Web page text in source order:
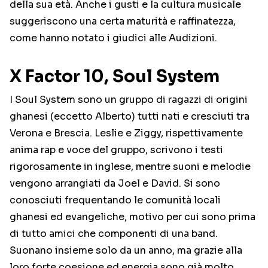
della sua età. Anche i gusti e la cultura musicale
suggeriscono una certa maturità e raffinatezza,
come hanno notato i giudici alle Audizioni.
X Factor 10, Soul System
I Soul System sono un gruppo di ragazzi di origini
ghanesi (eccetto Alberto) tutti nati e cresciuti tra
Verona e Brescia. Leslie e Ziggy, rispettivamente
anima rap e voce del gruppo, scrivono i testi
rigorosamente in inglese, mentre suoni e melodie
vengono arrangiati da Joel e David. Si sono
conosciuti frequentando le comunità locali
ghanesi ed evangeliche, motivo per cui sono prima
di tutto amici che componenti di una band.
Suonano insieme solo da un anno, ma grazie alla